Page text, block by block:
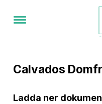
Calvados
Ladda ner